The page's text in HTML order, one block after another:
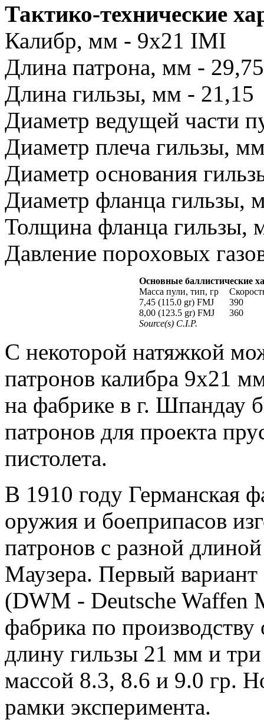
Тактико-технические
Калибр, мм - 9x21 IMI
Длина патрона, мм - 29,75
Длина гильзы, мм - 21,15
Диаметр ведущей части
Диаметр плеча гильзы,
Диаметр основания
Диаметр фланца гильзы,
Толщина фланца гильзы,
Давление пороховых
Основные баллистические
Масса пули, тип, гр
7,45 (115.0 gr) FMJ
390
8,00 (123.5 gr) FMJ
360
Source(s) C.I.P.
С некоторой натяжкой
патронов калибра 9х21
на фабрике в г. Шпандау
патронов для проекта
пистолета.
В 1910 году Германская
оружия и боеприпасов
патронов с разной
Маузера. Первый
(DWM - Deutsche Waffen
фабрика по
длину гильзы 21 мм и
массой 8.3, 8.6 и 9.0 гр.
рамки эксперимента.